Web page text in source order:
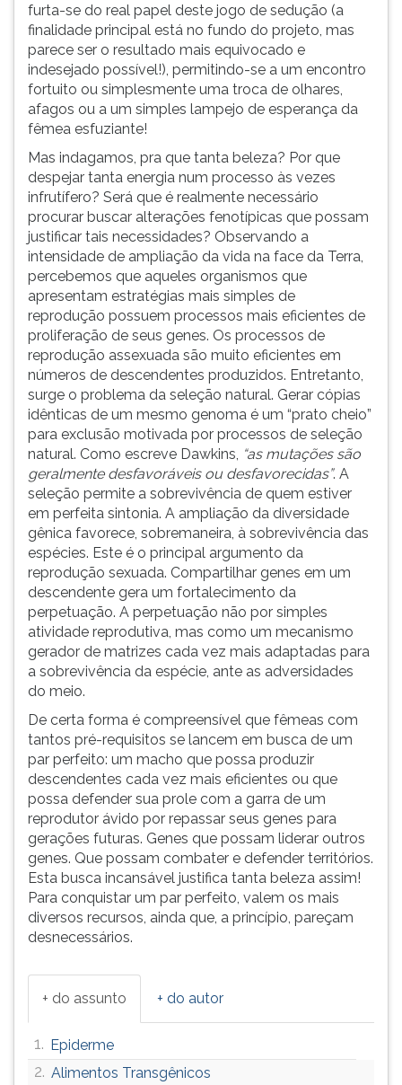
furta-se do real papel deste jogo de sedução (a
finalidade principal está no fundo do projeto, mas
parece ser o resultado mais equivocado e
indesejado possível!), permitindo-se a um encontro
fortuito ou simplesmente uma troca de olhares,
afagos ou a um simples lampejo de esperança da
fêmea esfuziante!
Mas indagamos, pra que tanta beleza? Por que
despejar tanta energia num processo às vezes
infrutífero? Será que é realmente necessário
procurar buscar alterações fenotípicas que possam
justificar tais necessidades? Observando a
intensidade de ampliação da vida na face da Terra,
percebemos que aqueles organismos que
apresentam estratégias mais simples de
reprodução possuem processos mais eficientes de
proliferação de seus genes. Os processos de
reprodução assexuada são muito eficientes em
números de descendentes produzidos. Entretanto,
surge o problema da seleção natural. Gerar cópias
idênticas de um mesmo genoma é um “prato cheio”
para exclusão motivada por processos de seleção
natural. Como escreve Dawkins, “as mutações são
geralmente desfavoráveis ou desfavorecidas”. A
seleção permite a sobrevivência de quem estiver
em perfeita sintonia. A ampliação da diversidade
gênica favorece, sobremaneira, à sobrevivência das
espécies. Este é o principal argumento da
reprodução sexuada. Compartilhar genes em um
descendente gera um fortalecimento da
perpetuação. A perpetuação não por simples
atividade reprodutiva, mas como um mecanismo
gerador de matrizes cada vez mais adaptadas para
a sobrevivência da espécie, ante as adversidades
do meio.
De certa forma é compreensível que fêmeas com
tantos pré-requisitos se lancem em busca de um
par perfeito: um macho que possa produzir
descendentes cada vez mais eficientes ou que
possa defender sua prole com a garra de um
reprodutor ávido por repassar seus genes para
gerações futuras. Genes que possam liderar outros
genes. Que possam combater e defender territórios.
Esta busca incansável justifica tanta beleza assim!
Para conquistar um par perfeito, valem os mais
diversos recursos, ainda que, a princípio, pareçam
desnecessários.
+ do assunto + do autor
1. Epiderme
2. Alimentos Transgênicos